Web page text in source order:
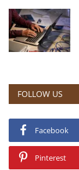
FOLLOW US
Facebook
Pinterest